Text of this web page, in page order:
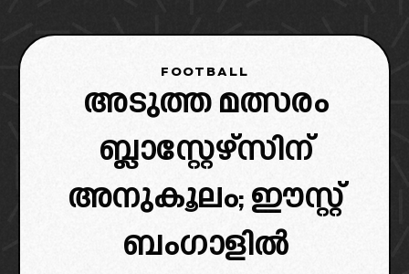
FOOTBALL
അടുത്ത മത്സരം
ബ്ലാസ്റ്റേഴ്സിന്
അനുകൂലം; ഈസ്റ്റ്
ബംഗാളിൽ